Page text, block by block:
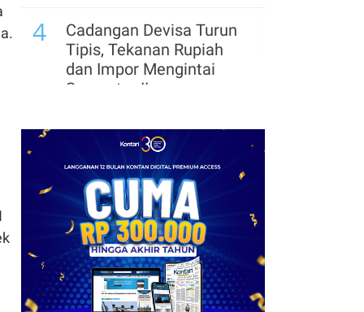
4
Cadangan Devisa Turun
Tipis, Tekanan Rupiah
dan Impor Mengintai
Semester II